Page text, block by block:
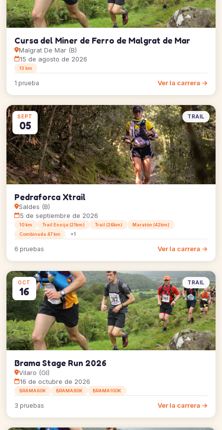
Cursa del Miner de Ferro de Malgrat de Mar
Malgrat De Mar (B)
15 de agosto de 2026
13 km
1 prueba Ver la carrera →
SEPT
05
TRAIL
Pedraforca Xtrail
Saldes (B)
5 de septiembre de 2026
10 km Trail Ensija (21km) Trail (26km)
Maratón (42km)
Combinada 47 km
+1
6 pruebas Ver la carrera →
OCT
16
TRAIL
Brama Stage Run 2026
Vilaro (GI)
16 de octubre de 2026
BRAMA60K BRAMA80K BRAMA100K
3 pruebas Ver la carrera →